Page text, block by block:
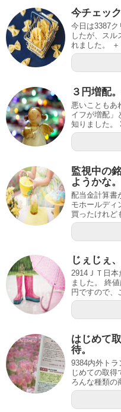
今チェッ
今日は3387ク
したが、ス
れました。
３円増配
悪いこともあ
イフが増配」
知りました。
監視中の
ようかな。
配当金計算書
モホールディ
買ったけれど
じぇじぇ
2914ＪＴ日本
ました。 終
円ですので、
はじめて
待。
9384内外ト
じめての取
ろんな種類の